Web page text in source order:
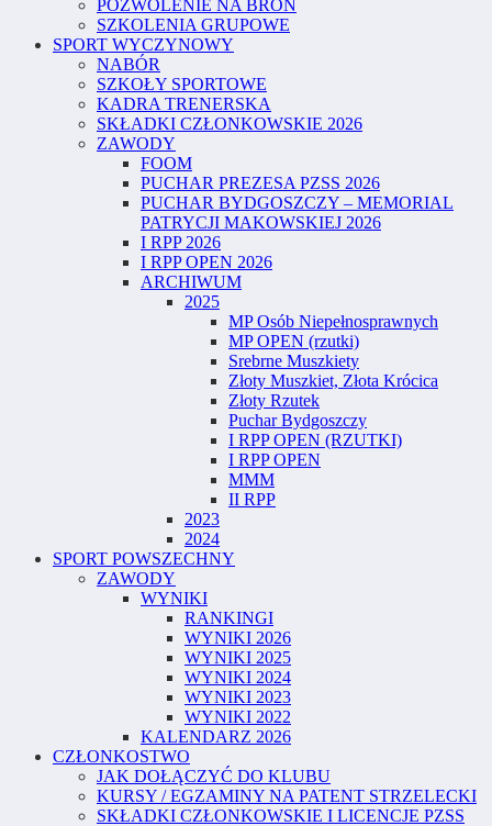
POZWOLENIE NA BROŃ
SZKOLENIA GRUPOWE
SPORT WYCZYNOWY
NABÓR
SZKOŁY SPORTOWE
KADRA TRENERSKA
SKŁADKI CZŁONKOWSKIE 2026
ZAWODY
FOOM
PUCHAR PREZESA PZSS 2026
PUCHAR BYDGOSZCZY – MEMORIAL
PATRYCJI MAKOWSKIEJ 2026
I RPP 2026
I RPP OPEN 2026
ARCHIWUM
2025
MP Osób Niepełnosprawnych
MP OPEN (rzutki)
Srebrne Muszkiety
Złoty Muszkiet, Złota Krócica
Złoty Rzutek
Puchar Bydgoszczy
I RPP OPEN (RZUTKI)
I RPP OPEN
MMM
II RPP
2023
2024
SPORT POWSZECHNY
ZAWODY
WYNIKI
RANKINGI
WYNIKI 2026
WYNIKI 2025
WYNIKI 2024
WYNIKI 2023
WYNIKI 2022
KALENDARZ 2026
CZŁONKOSTWO
JAK DOŁĄCZYĆ DO KLUBU
KURSY / EGZAMINY NA PATENT STRZELECKI
SKŁADKI CZŁONKOWSKIE I LICENCJE PZSS